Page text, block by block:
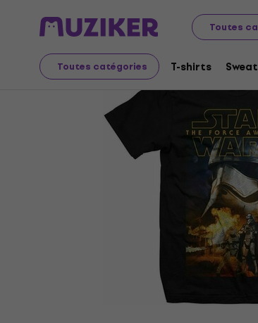
Toutes
Toutes catégories T-shirts
Merch Produits musicaux T-shirts
L'offre est terminée